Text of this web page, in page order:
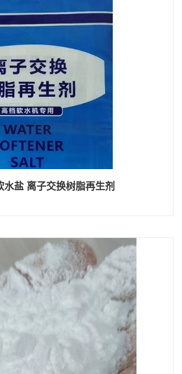
水盐 离子交换树脂再生剂